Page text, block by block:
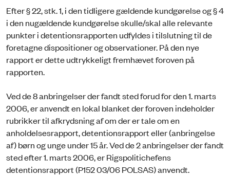
Efter § 22, stk. 1, i den tidligere gældende kundgørelse og § 4
i den nugældende kundgørelse skulle/skal alle relevante
punkter i detentionsrapporten udfyldes i tilslutning til de
foretagne dispositioner og observationer. På den nye
rapport er dette udtrykkeligt fremhævet foroven på
rapporten.
Ved de 8 anbringelser der fandt sted forud for den 1. marts
2006, er anvendt en lokal blanket der foroven indeholder
rubrikker til afkrydsning af om der er tale om en
anholdelsesrapport, detentionsrapport eller (anbringelse
af) børn og unge under 15 år. Ved de 2 anbringelser der fandt
sted efter 1. marts 2006, er Rigspolitichefens
detentionsrapport (P152 03/06 POLSAS) anvendt.